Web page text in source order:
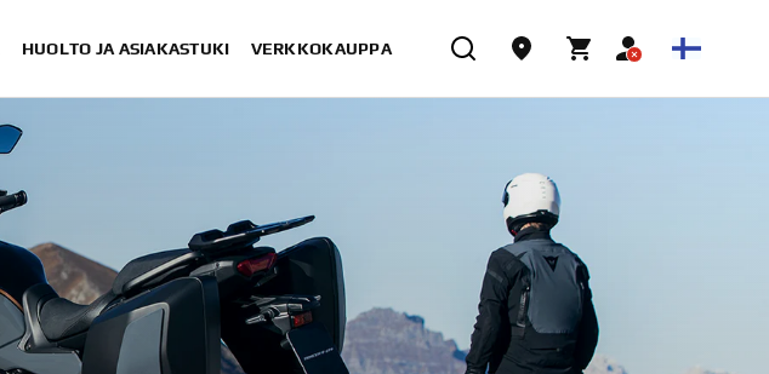
HUOLTO JA ASIAKASTUKI VERKKOKAUPPA